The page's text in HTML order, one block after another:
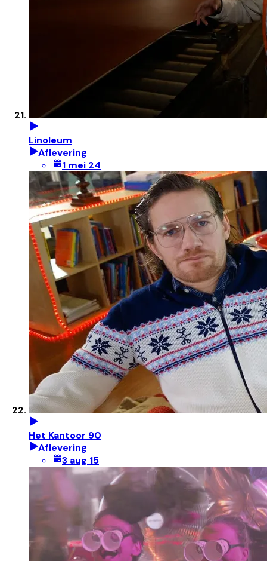
Linoleum
Aflevering
1 mei 24
Het Kantoor 90
Aflevering
3 aug 15